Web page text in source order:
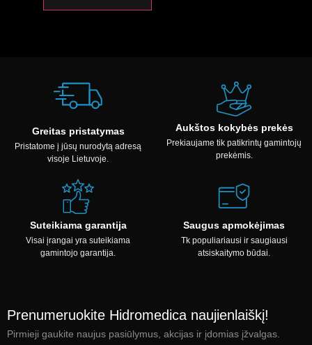
Greitas pristatymas
Pristatome į jūsų nurodytą adresą
visoje Lietuvoje.
Aukštos kokybės prekės
Prekiaujame tik patikrintų gamintojų
prekėmis.
Suteikiama garantija
Visai įrangai yra suteikiama
gamintojo garantija.
Saugus apmokėjimas
Tk populiariausi ir saugiausi
atsiskaitymo būdai.
Prenumeruokite Hidromedica naujienlaiškį!
Pirmieji gaukite naujus pasiūlymus, akcijas ir įdomias įžvalgas.